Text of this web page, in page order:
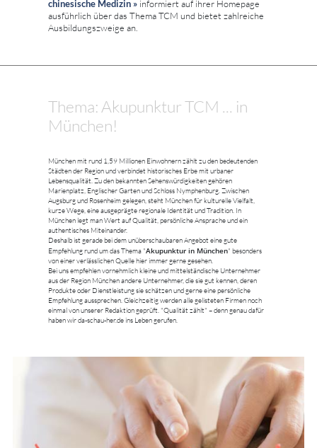
chinesische Medizin » informiert auf ihrer Homepage
ausführlich über das Thema TCM und bietet zahlreiche
Ausbildungszweige an.
Thema: Akupunktur TCM ... in
München!
München mit rund 1,59 Millionen Einwohnern zählt zu den bedeutenden
Städten der Region und verbindet historisches Erbe mit urbaner
Lebensqualität. Zu den bekannten Sehenswürdigkeiten gehören
Marienplatz, Englischer Garten und Schloss Nymphenburg. Zwischen
Augsburg und Rosenheim gelegen, steht München für kulturelle Vielfalt,
kurze Wege, eine ausgeprägte regionale Identität und Tradition. In
München legt man Wert auf Qualität, persönliche Ansprache und ein
authentisches Miteinander.
Deshalb ist gerade bei dem unüberschaubaren Angebot eine gute
Empfehlung rund um das Thema "Akupunktur in München" besonders
von einer verlässlichen Quelle hier immer gerne gesehen.
Bei uns empfehlen vornehmlich kleine und mittelständische Unternehmer
aus der Region München andere Unternehmer, die sie gut kennen, deren
Produkte oder Dienstleistung sie schätzen und gerne eine persönliche
Empfehlung aussprechen. Gleichzeitig werden alle gelisteten Firmen noch
einmal von unserer Redaktion geprüft. "Qualität zählt" – denn genau dafür
haben wir da-schau-her.de ins Leben gerufen.